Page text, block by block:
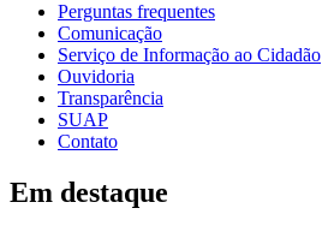
Perguntas frequentes
Comunicação
Serviço de Informação ao Cidadão
Ouvidoria
Transparência
SUAP
Contato
Em destaque